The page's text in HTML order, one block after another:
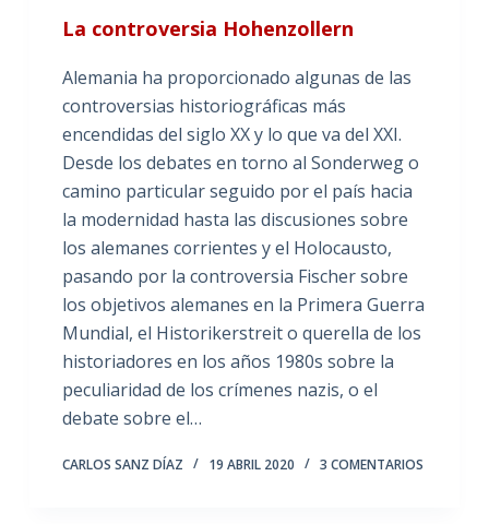
La controversia Hohenzollern
Alemania ha proporcionado algunas de las
controversias historiográficas más
encendidas del siglo XX y lo que va del XXI.
Desde los debates en torno al Sonderweg o
camino particular seguido por el país hacia
la modernidad hasta las discusiones sobre
los alemanes corrientes y el Holocausto,
pasando por la controversia Fischer sobre
los objetivos alemanes en la Primera Guerra
Mundial, el Historikerstreit o querella de los
historiadores en los años 1980s sobre la
peculiaridad de los crímenes nazis, o el
debate sobre el…
CARLOS SANZ DÍAZ 19 ABRIL 2020 3 COMENTARIOS